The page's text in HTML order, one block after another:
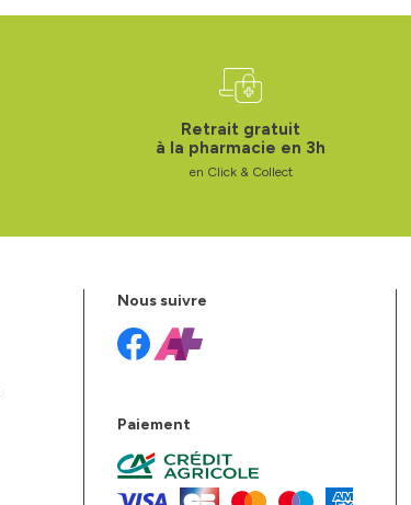
Retrait gratuit
à la pharmacie en 3h
en Click & Collect
Nous suivre
Paiement